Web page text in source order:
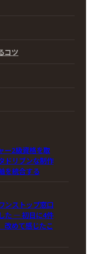
コツ
ー2級資格を取
ドリブンな制作
を統合する
ンストップ窓口
た ― 初日に4件
改めて感じたこ